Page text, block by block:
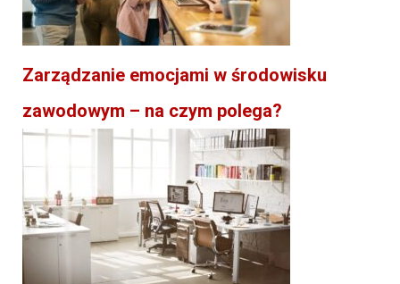
Zarządzanie emocjami w środowisku
zawodowym – na czym polega?